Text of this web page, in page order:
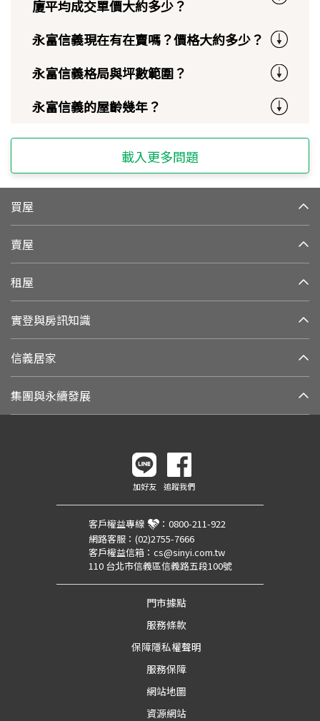
廈平均成交單價大約多少？
永富信義現在有在賣嗎？價格大約多少？
永富信義格局與坪數範圍？
永富信義的屋齡幾年？
載入更多問題
買屋
賣屋
租屋
實登與房訊知識
信義居家
集團與永續發展
加好友 追蹤我們
客戶權益專線 ： 0800-211-922
網路客服： (02)2755-7666
客戶權益信箱： cs@sinyi.com.tw
110 台北市信義區信義路五段100號
門市據點
服務條款
保障隱私權聲明
服務保障
網站地圖
資源網站